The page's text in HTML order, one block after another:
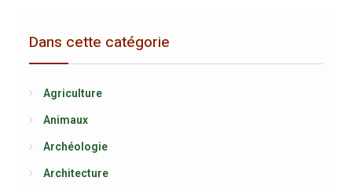
Dans cette catégorie
Agriculture
Animaux
Archéologie
Architecture